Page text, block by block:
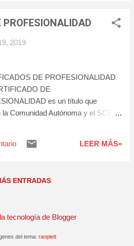
del bar o restaurante. Entre
- Buena presencia y buen trato
PROFESIONALIDAD
2019
DE PROFESIONALIDAD
DE
es un título que
Comunidad Autónoma y el SCE
profesionalmente. Este
una actividad laboral
LEER MÁS»
ENTRADAS
tecnología de Blogger
del tema: ranplett